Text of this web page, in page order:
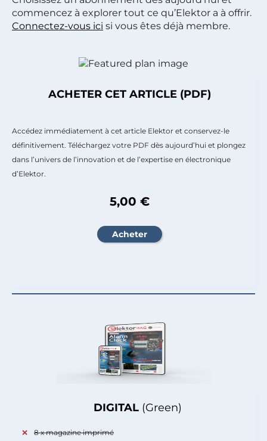
commencez à explorer tout ce qu’Elektor a à offrir.
Connectez-vous ici si vous êtes déjà membre.
DIGITAL (Green)
8 x magazine imprimé
ACHETER CET ARTICLE (PDF)
Accédez immédiatement à cet article Elektor et conservez-le
définitivement. Téléchargez votre PDF dès aujourd’hui et plongez
dans l’univers de l’innovation et de l’expertise en électronique
d’Elektor.
5,00 €